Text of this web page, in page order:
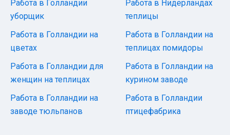
Работа в Голландии
уборщик
Работа в Голландии на
цветах
Работа в Голландии для
женщин на теплицах
Работа в Голландии на
заводе тюльпанов
Работа в Нидерландах
теплицы
Работа в Голландии на
теплицах помидоры
Работа в Голландии на
курином заводе
Работа в Голландии
птицефабрика